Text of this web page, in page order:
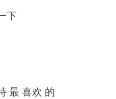
下
最 喜欢 的